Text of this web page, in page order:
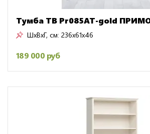
Тумба ТВ Pr085AT-gold
ШxВxГ, см: 236x61x46
189 000 руб